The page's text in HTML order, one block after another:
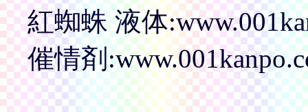
紅蜘蛛 液体
催情剤